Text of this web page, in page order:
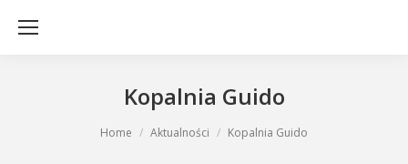
Kopalnia Guido
Home Aktualności Kopalnia Guido